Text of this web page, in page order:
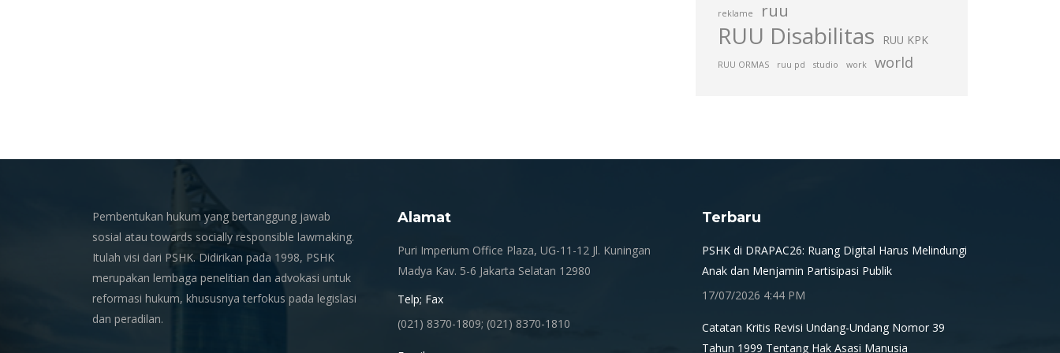
reklame ruu
RUU Disabilitas RUU KPK
RUU ORMAS ruu pd studio work world
Pembentukan hukum yang bertanggung jawab
sosial atau towards socially responsible lawmaking.
Itulah visi dari PSHK. Didirikan pada 1998, PSHK
merupakan lembaga penelitian dan advokasi untuk
reformasi hukum, khususnya terfokus pada legislasi
dan peradilan.
Alamat
Puri Imperium Office Plaza, UG-11-12 Jl. Kuningan
Madya Kav. 5-6 Jakarta Selatan 12980
Telp; Fax
(021) 8370-1809; (021) 8370-1810
Terbaru
PSHK di DRAPAC26: Ruang Digital Harus Melindungi
Anak dan Menjamin Partisipasi Publik
17/07/2026 4:44 PM
Catatan Kritis Revisi Undang-Undang Nomor 39
Tahun 1999 Tentang Hak Asasi Manusia